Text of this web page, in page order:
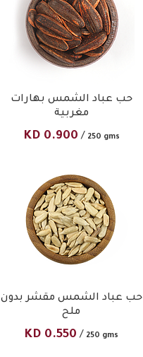
حب عباد الشمس بهارات
مغربية
KD 0.900 / 250 gms
حب عباد الشمس مقشر بدون
ملح
KD 0.550 / 250 gms